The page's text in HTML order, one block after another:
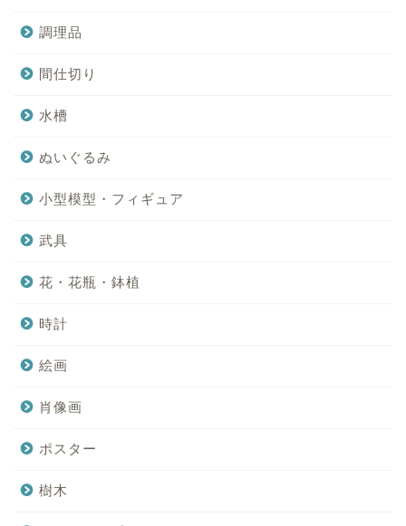
調理品
間仕切り
水槽
ぬいぐるみ
小型模型・フィギュア
武具
花・花瓶・鉢植
時計
絵画
肖像画
ポスター
樹木